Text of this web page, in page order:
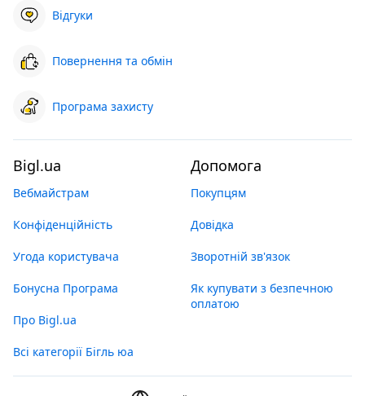
Відгуки
Повернення та обмін
Програма захисту
Bigl.ua
Вебмайстрам
Конфіденційність
Угода користувача
Бонусна Програма
Про Bigl.ua
Всі категорії Бігль юа
Допомога
Покупцям
Довідка
Зворотній зв'язок
Як купувати з безпечною
оплатою